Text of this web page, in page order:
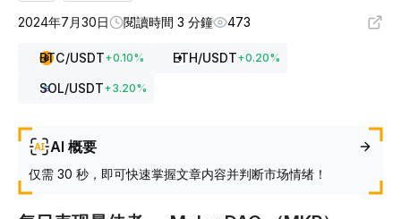
2024年7月30日
閱讀時間 3 分鐘 473
BTC/USDT+0.10% ETH/USDT+0.20%
SOL/USDT+3.20%
AI 概要
仅需 30 秒，即可快速掌握文章内容并判断市场情绪！